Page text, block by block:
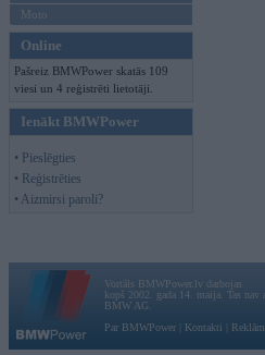
Moto
Online
Pašreiz BMWPower skatās 109
viesi un 4 reģistrēti lietotāji.
Ienākt BMWPower
• Pieslēgties
• Reģistrēties
• Aizmirsi paroli?
Vortāls BMWPower.lv darbojas
kopš 2002. gada 14. maija. Tas
BMW AG.
Par BMWPower
Kontakti